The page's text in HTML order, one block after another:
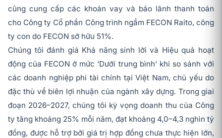
cũng cung cấp các khoản vay và bảo lãnh thanh toán
cho Công ty Cổ phần Công trình ngầm FECON Raito, công
ty con do FECON sở hữu 51%.
Chúng tôi đánh giá Khả năng sinh lời và Hiệu quả hoạt
động của FECON ở mức ‘Dưới trung bình’ khi so sánh với
các doanh nghiệp phi tài chính tại Việt Nam, chủ yếu do
đặc thù về biên lợi nhuận của ngành xây dựng. Trong giai
đoạn 2026–2027, chúng tôi kỳ vọng doanh thu của Công
ty tăng khoảng 25% mỗi năm, đạt khoảng 4,0–4,3 nghìn tỷ
đồng, được hỗ trợ bởi giá trị hợp đồng chưa thực hiện lớn,